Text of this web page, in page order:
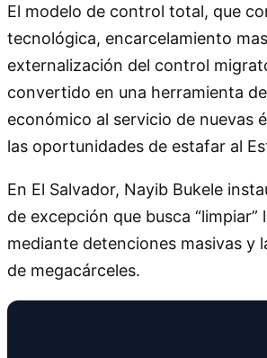
El modelo de control total, que
tecnológica, encarcelamiento
externalización del control
convertido en una herramienta
económico al servicio de nuevas
las oportunidades de estafar al
En El Salvador, Nayib Bukele
de excepción que busca “limpiar”
mediante detenciones masivas y
de megacárceles.